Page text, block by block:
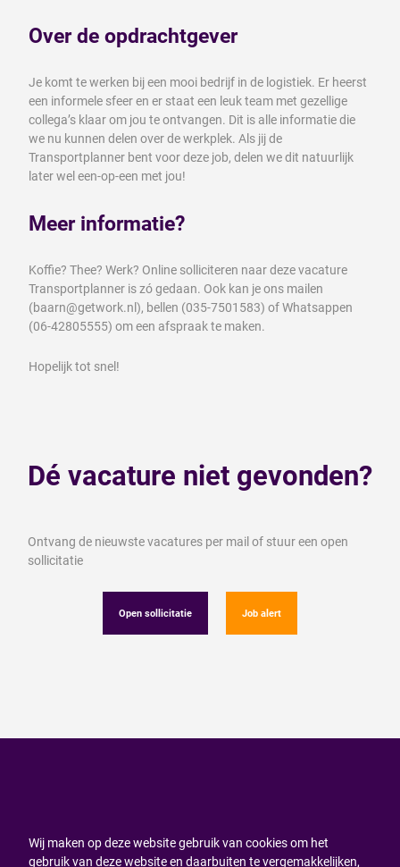
Over de opdrachtgever
Je komt te werken bij een mooi bedrijf in de logistiek. Er heerst
een informele sfeer en er staat een leuk team met gezellige
collega’s klaar om jou te ontvangen. Dit is alle informatie die
we nu kunnen delen over de werkplek. Als jij de
Transportplanner bent voor deze job, delen we dit natuurlijk
later wel een-op-een met jou!
Meer informatie?
Koffie? Thee? Werk? Online solliciteren naar deze vacature
Transportplanner is zó gedaan. Ook kan je ons mailen
(baarn@getwork.nl), bellen (035-7501583) of Whatsappen
(06-42805555) om een afspraak te maken.
Hopelijk tot snel!
Dé vacature niet gevonden?
Ontvang de nieuwste vacatures per mail of stuur een open
sollicitatie
Open sollicitatie Job alert
Wij maken op deze website gebruik van cookies om het
gebruik van deze website en daarbuiten te vergemakkelijken,